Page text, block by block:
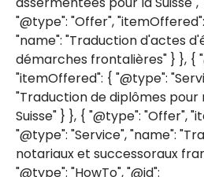
"@type": "Offer",
"name": "Traduction d'actes
démarches frontalières" } }, {
"itemOffered": { "@type":
"Traduction de diplômes
Suisse" } }, { "@type": "Offer",
"@type": "Service", "name":
notariaux et successoraux
"@type": "HowTo", "@id":